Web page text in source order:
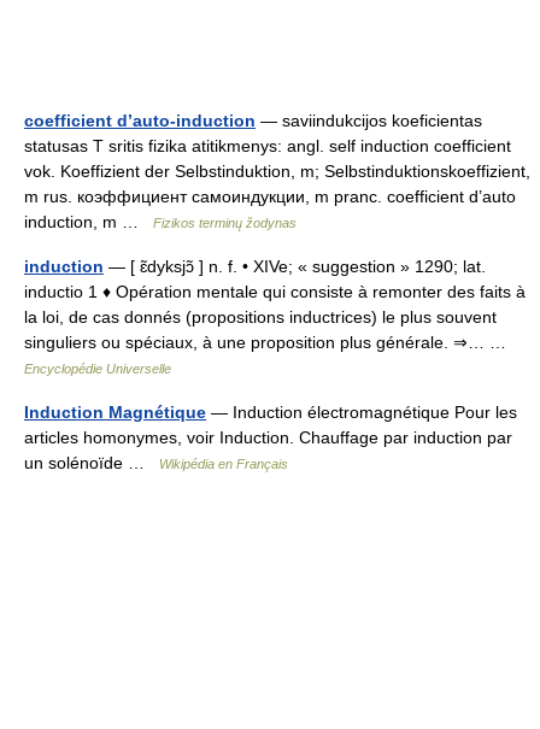
coefficient d’auto-induction — saviindukcijos koeficientas
statusas T sritis fizika atitikmenys: angl. self induction coefficient
vok. Koeffizient der Selbstinduktion, m; Selbstinduktionskoeffizient,
m rus. коэффициент самоиндукции, m pranc. coefficient d’auto
induction, m …
Fizikos terminų žodynas
induction — [ ɛ̃dyksjɔ̃ ] n. f. • XIVe; « suggestion » 1290; lat.
inductio 1 ♦ Opération mentale qui consiste à remonter des faits à
la loi, de cas donnés (propositions inductrices) le plus souvent
singuliers ou spéciaux, à une proposition plus générale. ⇒… …
Encyclopédie Universelle
Induction Magnétique — Induction électromagnétique Pour les
articles homonymes, voir Induction. Chauffage par induction par
un solénoïde …
Wikipédia en Français